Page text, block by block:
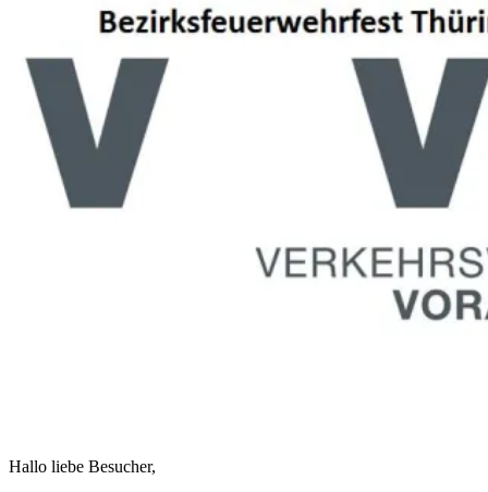
Hallo liebe Besucher,